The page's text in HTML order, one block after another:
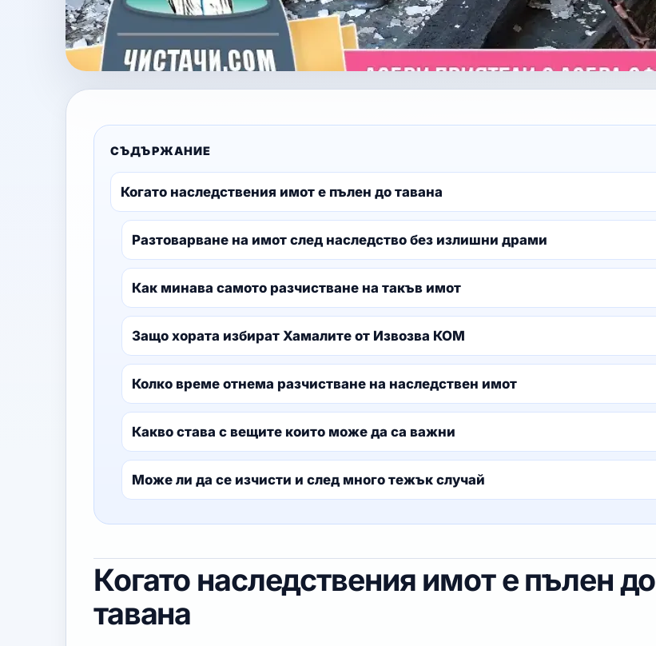
СЪДЪРЖАНИЕ
Когато наследствения имот е пълен до тавана
Разтоварване на имот след наследство без излишни драми
Как минава самото разчистване на такъв имот
Защо хората избират Хамалите от Извозва КОМ
Колко време отнема разчистване на наследствен имот
Какво става с вещите които може да са важни
Може ли да се изчисти и след много тежък случай
Когато наследствения имот е пълен до
тавана